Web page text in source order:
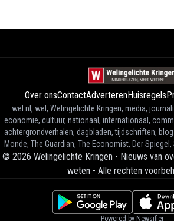
Over onsContactAdverterenHuisregels
wel.nl, wel, Welingelichte Kringen, media,
economie, cultuur, nationaal, internationaal,
achtergrondverhalen, dagbladen, tijdschriften,
Monde, The Guardian, The Economist, Der
© 2026 Welingelichte Kringen - Nieuws van
weten - Alle rechten
Powered by Newsifier